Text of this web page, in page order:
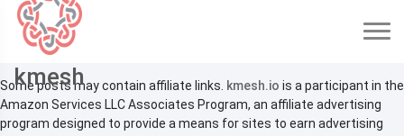
kmesh
Some posts may contain affiliate links. kmesh.io is a participant in the
Amazon Services LLC Associates Program, an affiliate advertising
program designed to provide a means for sites to earn advertising